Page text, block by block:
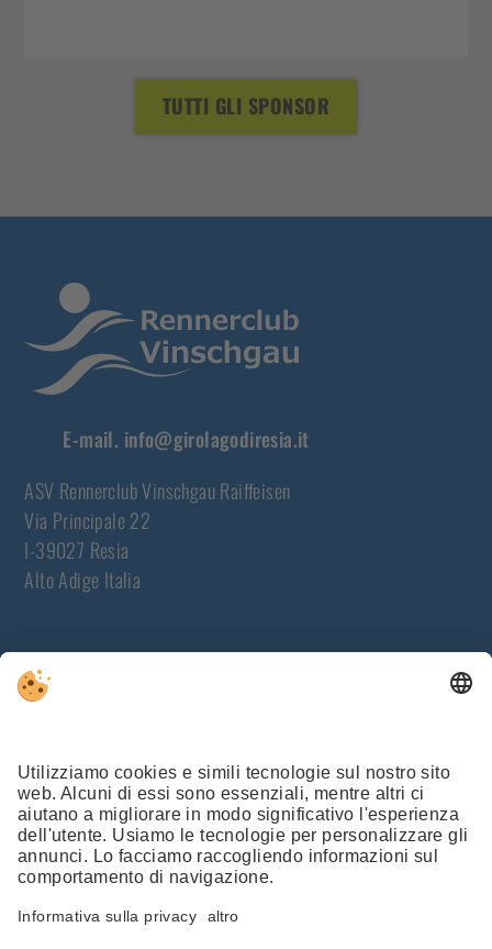
TUTTI GLI SPONSOR
E-mail. info@girolagodiresia.it
ASV Rennerclub Vinschgau Raiffeisen
Via Principale 22
I-39027 Resia
Alto Adige Italia
ISCRIVERSI ORA